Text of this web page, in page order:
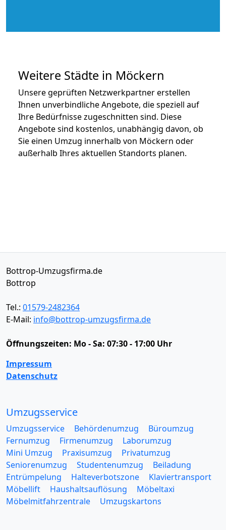
Weitere Städte in Möckern
Unsere geprüften Netzwerkpartner erstellen
Ihnen unverbindliche Angebote, die speziell auf
Ihre Bedürfnisse zugeschnitten sind. Diese
Angebote sind kostenlos, unabhängig davon, ob
Sie einen Umzug innerhalb von Möckern oder
außerhalb Ihres aktuellen Standorts planen.
Bottrop-Umzugsfirma.de
Bottrop
Tel.: 01579-2482364
E-Mail: info@bottrop-umzugsfirma.de
Öffnungszeiten: Mo - Sa: 07:30 - 17:00 Uhr
Impressum
Datenschutz
Umzugsservice
Umzugsservice Behördenumzug
Büroumzug
Fernumzug
Firmenumzug
Laborumzug
Mini Umzug
Praxisumzug
Privatumzug
Seniorenumzug
Studentenumzug
Beiladung
Entrümpelung
Halteverbotszone
Klaviertransport
Möbellift
Haushaltsauflösung
Möbeltaxi
Möbelmitfahrzentrale
Umzugskartons